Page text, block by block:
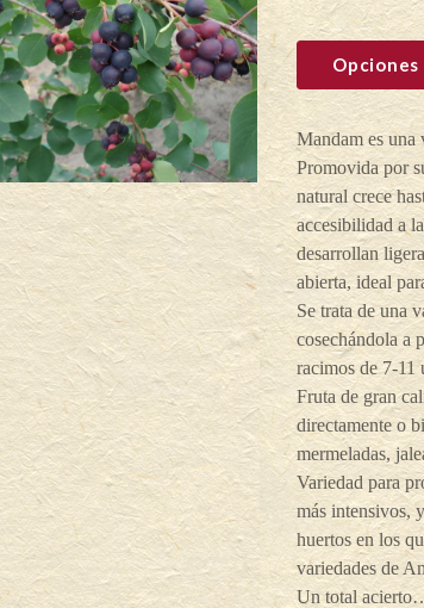
Mandam es una
Promovida por
natural crece
accesibilidad a
desarrollan
abierta, ideal
Se trata de una
cosechándola a
racimos de 7-11
Fruta de gran
directamente o
mermeladas,
Variedad para
más intensivos,
huertos en los
variedades de
Un total